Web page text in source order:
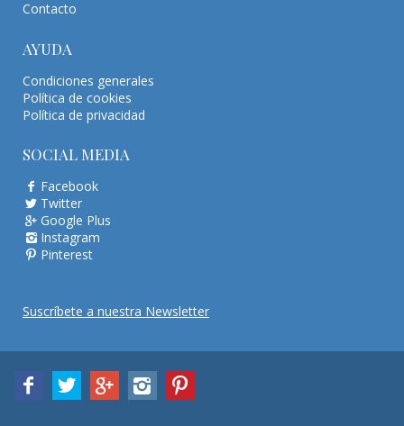
Contacto
AYUDA
Condiciones generales
Política de cookies
Política de privacidad
SOCIAL MEDIA
Facebook
Twitter
Google Plus
Instagram
Pinterest
Suscríbete a nuestra Newsletter